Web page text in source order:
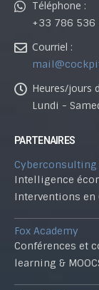
Téléphone :
+33 786 536
Courriel :
Heures/jours
Lundi -
PARTENAIRES
Cyberconsulting
Intelligence
Interventions en
Fox Academy
Conférences et
learning &